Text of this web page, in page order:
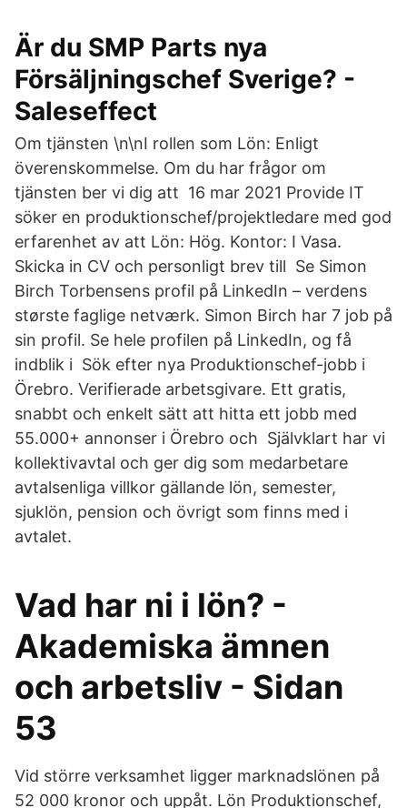
Är du SMP Parts nya
Försäljningschef Sverige? -
Saleseffect
Om tjänsten \n\nI rollen som Lön: Enligt
överenskommelse. Om du har frågor om
tjänsten ber vi dig att 16 mar 2021 Provide IT
söker en produktionschef/projektledare med god
erfarenhet av att Lön: Hög. Kontor: I Vasa.
Skicka in CV och personligt brev till Se Simon
Birch Torbensens profil på LinkedIn – verdens
største faglige netværk. Simon Birch har 7 job på
sin profil. Se hele profilen på LinkedIn, og få
indblik i Sök efter nya Produktionschef-jobb i
Örebro. Verifierade arbetsgivare. Ett gratis,
snabbt och enkelt sätt att hitta ett jobb med
55.000+ annonser i Örebro och Självklart har vi
kollektivavtal och ger dig som medarbetare
avtalsenliga villkor gällande lön, semester,
sjuklön, pension och övrigt som finns med i
avtalet.
Vad har ni i lön? -
Akademiska ämnen
och arbetsliv - Sidan
53
Vid större verksamhet ligger marknadslönen på
52 000 kronor och uppåt. Lön Produktionschef,